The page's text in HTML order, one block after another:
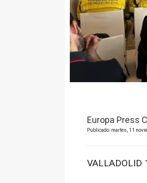
Europa Press
Publicado: martes, 11
VALLADOLID